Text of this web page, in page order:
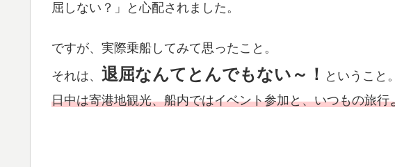
屈しない？」と心配されました。
ですが、実際乗船してみて思ったこと。
それは、 退屈なんてとんでもない～！ ということ。
日中は寄港地観光、船内ではイベント参加と、いつもの旅行